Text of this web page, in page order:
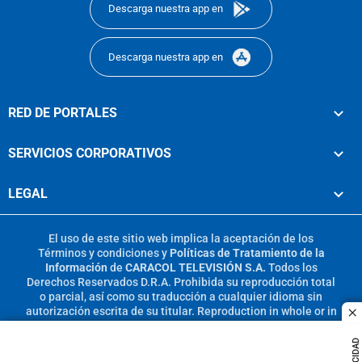
Descarga nuestra app en
Descarga nuestra app en
RED DE PORTALES
SERVICIOS CORPORATIVOS
LEGAL
El uso de este sitio web implica la aceptación de los
Términos y condicionesy Políticas de Tratamiento de la
Información de CARACOL TELEVISIÓN S.A. Todos los
Derechos Reservados D.R.A. Prohibida su reproducción total
o parcial, así como su traducción a cualquier idioma sin
autorización escrita de su titular. Reproduction in whole or in